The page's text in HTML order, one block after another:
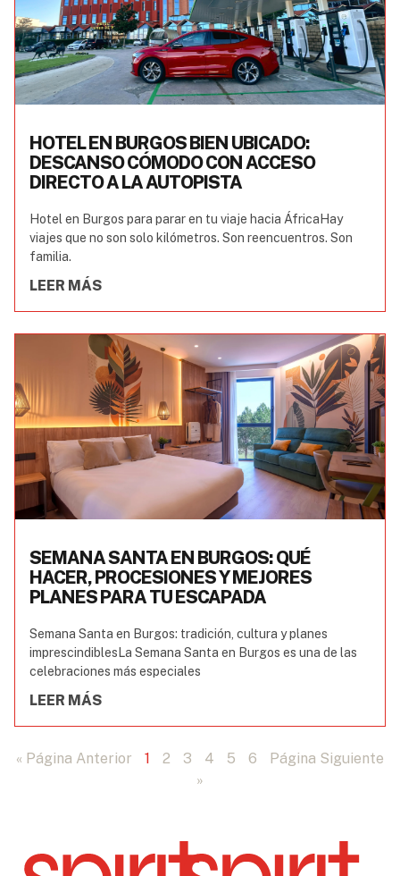
HOTEL EN BURGOS BIEN UBICADO:
DESCANSO CÓMODO CON ACCESO
DIRECTO A LA AUTOPISTA
Hotel en Burgos para parar en tu viaje hacia ÁfricaHay
viajes que no son solo kilómetros. Son reencuentros. Son
familia.
LEER MÁS
SEMANA SANTA EN BURGOS: QUÉ
HACER, PROCESIONES Y MEJORES
PLANES PARA TU ESCAPADA
Semana Santa en Burgos: tradición, cultura y planes
imprescindiblesLa Semana Santa en Burgos es una de las
celebraciones más especiales
LEER MÁS
« Página Anterior 1 2 3 4 5 6
Página Siguiente
»